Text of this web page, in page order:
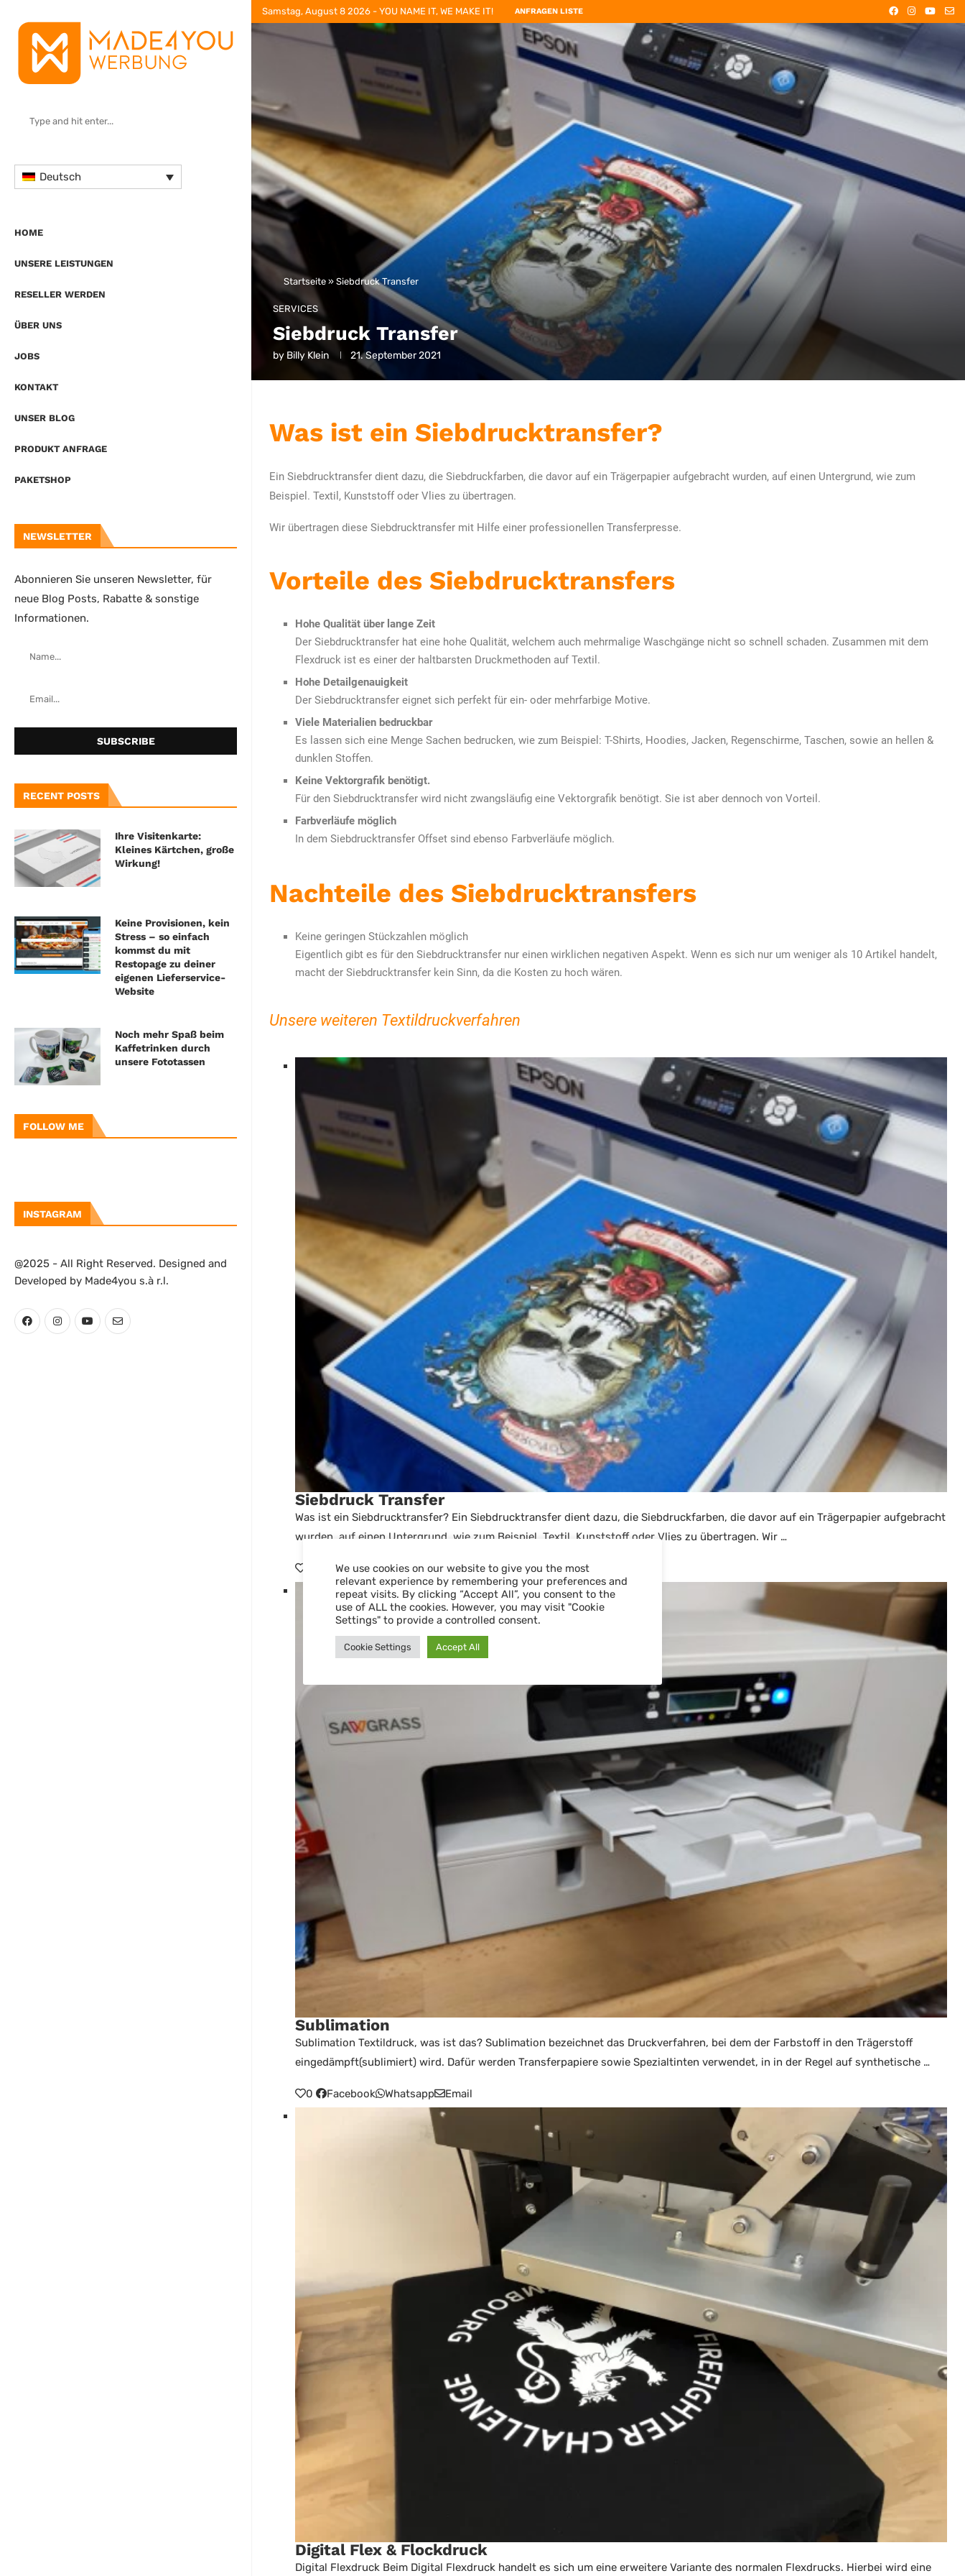
Deutsch
HOME
UNSERE LEISTUNGEN
RESELLER WERDEN
ÜBER UNS
JOBS
KONTAKT
UNSER BLOG
PRODUKT ANFRAGE
PAKETSHOP
NEWSLETTER
Abonnieren Sie unseren Newsletter, für
neue Blog Posts, Rabatte & sonstige
Informationen.
RECENT POSTS
Ihre Visitenkarte:
Kleines Kärtchen, große
Wirkung!
Keine Provisionen, kein
Stress – so einfach
kommst du mit
Restopage zu deiner
eigenen Lieferservice-
Website
Noch mehr Spaß beim
Kaffetrinken durch
unsere Fototassen
FOLLOW ME
INSTAGRAM
@2025 - All Right Reserved. Designed and
Developed by Made4you s.à r.l.
Samstag, August 8 2026 - YOU NAME IT, WE MAKE IT! ANFRAGEN LISTE
Startseite » Siebdruck Transfer
SERVICES
Siebdruck Transfer
by Billy Klein 21. September 2021
Was ist ein Siebdrucktransfer?
Ein Siebdrucktransfer dient dazu, die Siebdruckfarben, die davor auf ein Trägerpapier aufgebracht wurden, auf einen Untergrund, wie zum
Beispiel. Textil, Kunststoff oder Vlies zu übertragen.
Wir übertragen diese Siebdrucktransfer mit Hilfe einer professionellen Transferpresse.
Vorteile des Siebdrucktransfers
Hohe Qualität über lange Zeit
Der Siebdrucktransfer hat eine hohe Qualität, welchem auch mehrmalige Waschgänge nicht so schnell schaden. Zusammen mit dem
Flexdruck ist es einer der haltbarsten Druckmethoden auf Textil.
Hohe Detailgenauigkeit
Der Siebdrucktransfer eignet sich perfekt für ein- oder mehrfarbige Motive.
Viele Materialien bedruckbar
Es lassen sich eine Menge Sachen bedrucken, wie zum Beispiel: T-Shirts, Hoodies, Jacken, Regenschirme, Taschen, sowie an hellen &
dunklen Stoffen.
Keine Vektorgrafik benötigt.
Für den Siebdrucktransfer wird nicht zwangsläufig eine Vektorgrafik benötigt. Sie ist aber dennoch von Vorteil.
Farbverläufe möglich
In dem Siebdrucktransfer Offset sind ebenso Farbverläufe möglich.
Nachteile des Siebdrucktransfers
Keine geringen Stückzahlen möglich
Eigentlich gibt es für den Siebdrucktransfer nur einen wirklichen negativen Aspekt. Wenn es sich nur um weniger als 10 Artikel handelt,
macht der Siebdrucktransfer kein Sinn, da die Kosten zu hoch wären.
Unsere weiteren Textildruckverfahren
Siebdruck Transfer
Was ist ein Siebdrucktransfer? Ein Siebdrucktransfer dient dazu, die Siebdruckfarben, die davor auf ein Trägerpapier aufgebracht
wurden, auf einen Untergrund, wie zum Beispiel. Textil, Kunststoff oder Vlies zu übertragen. Wir …
Facebook Whatsapp Email
Sublimation
Sublimation Textildruck, was ist das? Sublimation bezeichnet das Druckverfahren, bei dem der Farbstoff in den Trägerstoff
eingedämpft(sublimiert) wird. Dafür werden Transferpapiere sowie Spezialtinten verwendet, in in der Regel auf synthetische …
0 Facebook Whatsapp Email
Digital Flex & Flockdruck
Digital Flexdruck Beim Digital Flexdruck handelt es sich um eine erweitere Variante des normalen Flexdrucks. Hierbei wird eine
We use cookies on our website to give you the most
relevant experience by remembering your preferences and
repeat visits. By clicking “Accept All”, you consent to the
use of ALL the cookies. However, you may visit "Cookie
Settings" to provide a controlled consent.
Cookie Settings Accept All